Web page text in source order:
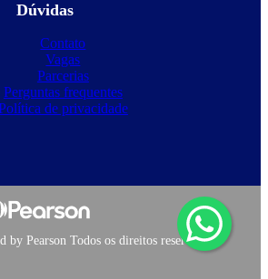
Dúvidas
Contato
Vagas
Parcerias
Perguntas frequentes
de privacidade
by Pearson Todos os direitos reservados.